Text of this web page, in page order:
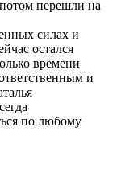
перешли на
силах и
остался
времени
и
по любому